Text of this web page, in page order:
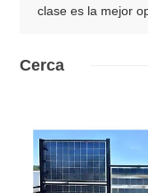
clase es la mejor
Cerca